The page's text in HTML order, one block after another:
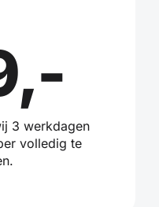
3 werkdagen
volledig te